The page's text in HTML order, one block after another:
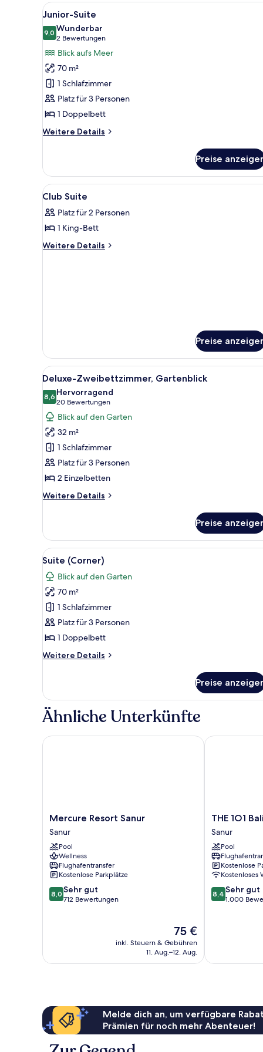
Alle
Fotos
für
Junior-
Suite
anzeigen
Ein Hotelzimmer mit einem
2
Junior-Suite
9,09,0 von 10
Wunderbar
2 Bewertungen
(2
Bewertungen)
Blick aufs Meer
70 m²
1 Schlafzimmer
Platz für 3 Personen
1 Doppelbett
Weitere Details
Weitere
Suite
Preise
Alle
Fotos
für
Club
Suite
Minibar, Zimmersafe,
4
Club Suite
Platz für 2 Personen
1 King-Bett
Weitere Details
Weitere
Preise
Alle
Fotos
für
Deluxe-
Zweibettzimmer,
Gartenblick
anzeigen
Ein Hotelzimmer mit zwei
3
Deluxe-Zweibettzimmer, Gartenblick
8,68,6 von 10
Hervorragend
20 Bewertungen
(20
Bewertungen)
Blick auf den Garten
32 m²
1 Schlafzimmer
Platz für 3 Personen
2 Einzelbetten
Weitere Details
Weitere
Zweibettzimmer,
Gartenblick
Preise
Alle
Fotos
für
Suite
(Corner)
anzeigen
Ein Hotelzimmer mit einem
6
Suite (Corner)
Blick auf den Garten
70 m²
1 Schlafzimmer
Platz für 3 Personen
1 Doppelbett
Weitere Details
Weitere
(Corner)
Preise
Ähnliche Unterkünfte
Mercure
Resort
Sanur
Sanur
Mercure Resort Sanur
Sanur
Pool
Wellness
Flughafentransfer
Kostenlose Parkplätze
8.0
von
8,0 Sehr gut
712 Bewertungen
Der
Preis
beträgt
75 €
inkl. Steuern & Gebühren
11. Aug.–12. Aug.
Mercure Resort Sanur
THE
1O1
Bali
Oasis
Sanur
Sanur
THE 1O1
Sanur
Pool
Kostenlose
Kostenloses
8.4
von
8,4 Sehr gut
1.000
THE 1O1 Bali
Melde dich an, um verfügbare
Prämien für noch mehr Abenteuer!